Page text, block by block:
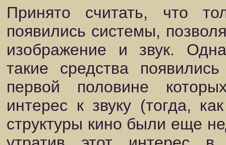
Принято считать, что
появились системы,
изображение и звук.
такие средства
первой половине
интерес к звуку (тогда,
структуры кино были еще